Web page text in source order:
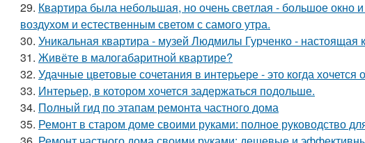
29. Квартира была небольшая, но очень светлая - большое окно
воздухом и естественным светом с самого утра.
30. Уникальная квартира - музей Людмилы Гурченко - настоящая
31. Живёте в малогабаритной квартире?
32. Удачные цветовые сочетания в интерьере - это когда хочется
33. Интерьер, в котором хочется задержаться подольше.
34. Полный гид по этапам ремонта частного дома
35. Ремонт в старом доме своими руками: полное руководство